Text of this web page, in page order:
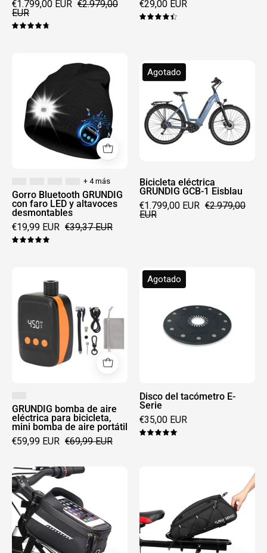
€1.799,00 EUR €2.979,00
EUR
€29,00 EUR
Bluetooth
GRUNDIG
faro
LED
y
desmontables
+ 4 más
Gorro Bluetooth GRUNDIG
con faro LED y altavoces
desmontables
€19,99 EUR €39,37 EUR
5.0
eléctrica
GRUNDIG
GCB-
1
Eisblau
Agotado
Bicicleta eléctrica
GRUNDIG GCB-1 Eisblau
€1.799,00 EUR €2.979,00
EUR
de
aire
eléctrica
para
bicicleta,
de
aire
portátil
GRUNDIG bomba de aire
eléctrica para bicicleta,
mini bomba de aire portátil
€59,99 EUR €69,99 EUR
tacómetro
E-
Serie
Agotado
Disco del tacómetro E-
Serie
€35,00 EUR
5.0
Bolsa
cuadro
de
bicicleta
GRUNDIG
bolsa
impermeable
para
portaequipajes